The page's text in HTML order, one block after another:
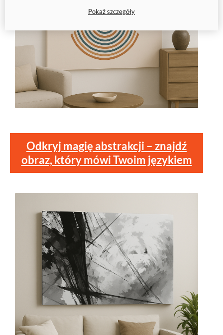
Odkryj magię abstrakcji – znajdź
obraz, który mówi Twoim językiem
Pokaż szczegóły